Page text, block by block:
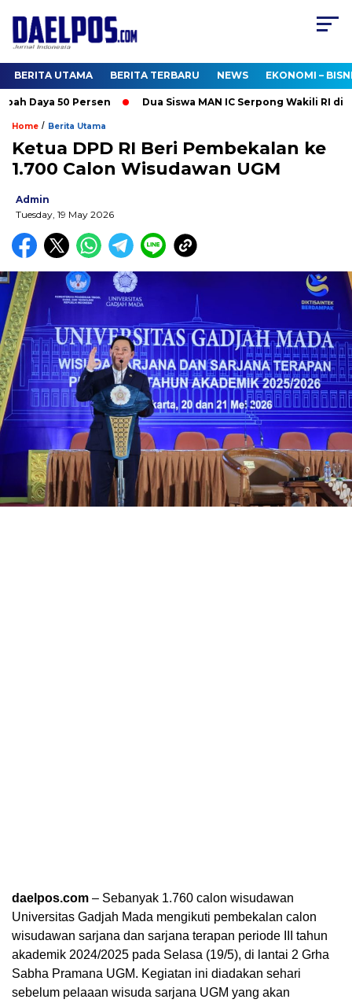
BERITA UTAMA BERITA TERBARU NEWS EKONOMI –
Daya 50 Persen Dua Siswa MAN IC Serpong Wakili RI di
Home / Berita Utama
Ketua DPD RI Beri Pembekalan ke
1.700 Calon Wisudawan UGM
Admin
Tuesday, 19 May 2026
daelpos.com – Sebanyak 1.760 calon wisudawan
Universitas Gadjah Mada mengikuti pembekalan calon
wisudawan sarjana dan sarjana terapan periode III tahun
akademik 2024/2025 pada Selasa (19/5), di lantai 2 Grha
Sabha Pramana UGM. Kegiatan ini diadakan sehari
sebelum pelaaan wisuda sarjana UGM yang akan